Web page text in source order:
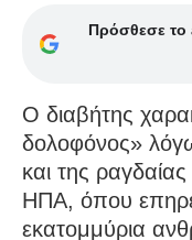
Πρόσθεσε το
Ο διαβήτης
δολοφόνος»
και της
ΗΠΑ, όπου
εκατομμύρια